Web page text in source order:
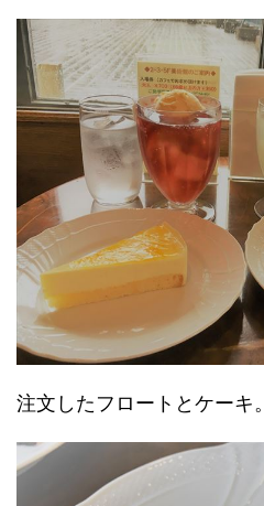
注文したフロートとケーキ。